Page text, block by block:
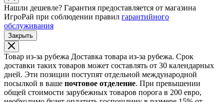
Нашли дешевле? Гарантия предоставляется от магазина
ИгроРай при соблюдении правил гарантийного
обслуживания
Закрыть
Товар из-за рубежа Доставка товара из-за рубежа. Срок
доставки таких товаров может составлять от 30 календарных
дней. Эти позиции поступят отдельной международной
посылкой в ваше почтовое отделение. При превышении
общей стоимости зарубежных товаров порога в 200 евро,